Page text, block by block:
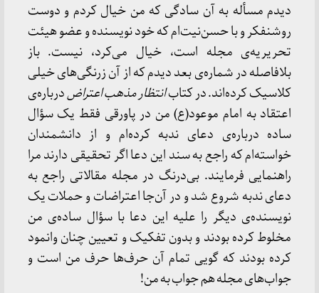
دیدم مسأله به آن سادگی که من خیال کردم و دوست
روشنفکر و با حسن‌نیت‌ام که خود نویسنده و عضو هیئت
تحریریه‌ی مجله است، خیال می‌کرد، نیست. باز
بلافاصله در شماره‌ی بعد دیدم که از آن زرنگی‌های خیلی
کلاسیک کرده‌اند. در کتابانتظار مذهب اعتراضدرباره‌ی
اعتقاد به امام موعود(ع) من در پاورقی فقط یک سؤال
ساده درباره‌ی دعای ندبه کرده‌ام و از دانشمندان
خواسته‌ام که راجع به سند این دعا اگر تحقیقی دارند مرا
راهنمایی فرمایند. بی‌درنگ در مجله مقالاتی راجع به
دعای ندبه شروع شد و در آن‌جا اعتراضات و حملات یک
نویسنده‌ی دیگر را علیه این دعا با سؤال ساده‌ی من
مخلوط کرده بودند و بدون تفکیک و تعیين چنان وانمود
کرده بودند که گویی تمام آن حرف‌ها حرف من است و
جواب‌های مجله هم جواب به من!